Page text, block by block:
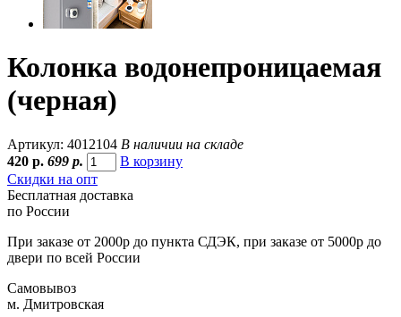
Колонка водонепроницаемая
(черная)
Артикул: 4012104 В наличии на складе
420 р. 699 р.
В корзину
Скидки на опт
Бесплатная доставка
по России
При заказе от 2000р до пункта СДЭК, при заказе от 5000р до
двери по всей России
Самовывоз
м. Дмитровская